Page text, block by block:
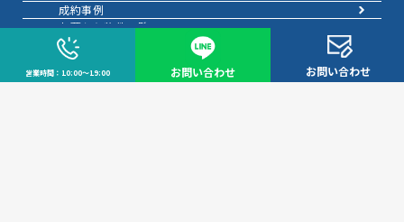
営業時間：10:00～19:00 お問い合わせ お問い合わせ
成約事例
お預かり物件一覧
スムーズに売る
不動産売却の基礎知識
売却理由・物件別
不動産売却のコツ